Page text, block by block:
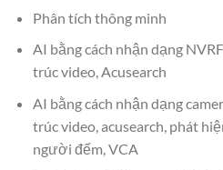
Phân tích thông minh
AI bằng cách nhận dạng
trúc video, Acusearch
AI bằng cách nhận dạng
trúc video, acusearch, phát
người đếm, VCA